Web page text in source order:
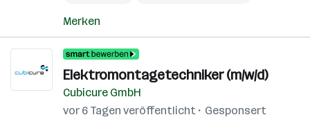
Merken
Elektromontagetechniker (m/w/d)
Cubicure GmbH
vor 6 Tagen veröffentlicht
Gesponsert